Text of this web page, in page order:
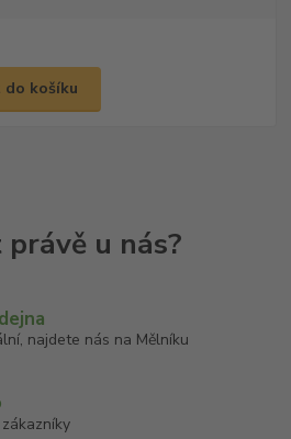
do košíku
najdete nás na Mělníku